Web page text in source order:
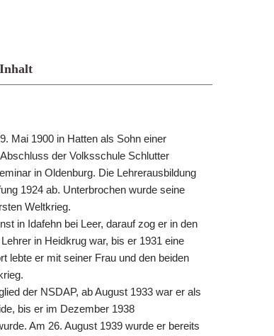
Inhalt
Mai 1900 in Hatten als Sohn einer
der Volksschule Schlutter
in Oldenburg. Die Lehrerausbildung
1924 ab. Unterbrochen wurde seine
Weltkrieg.
in Idafehn bei Leer, darauf zog er in den
in Heidkrug war, bis er 1931 eine
lebte er mit seiner Frau und den beiden
der NSDAP, ab August 1933 war er als
bis er im Dezember 1938
Am 26. August 1939 wurde er bereits